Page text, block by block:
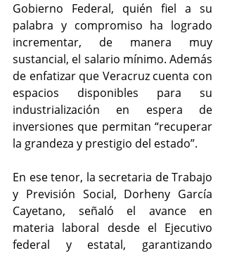
Gobierno Federal, quién fiel a su
palabra y compromiso ha logrado
incrementar, de manera muy
sustancial, el salario mínimo. Además
de enfatizar que Veracruz cuenta con
espacios disponibles para su
industrialización en espera de
inversiones que permitan “recuperar
la grandeza y prestigio del estado”.
En ese tenor, la secretaria de Trabajo
y Previsión Social, Dorheny García
Cayetano, señaló el avance en
materia laboral desde el Ejecutivo
federal y estatal, garantizando